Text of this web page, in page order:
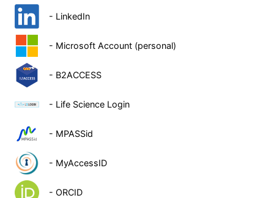
- LinkedIn
- Microsoft Account (personal)
- B2ACCESS
- Life Science Login
- MPASSid
- MyAccessID
- ORCID